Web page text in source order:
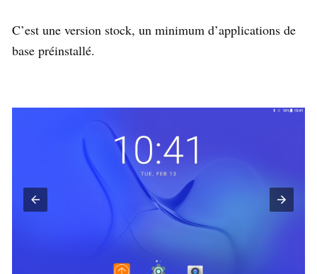
C’est une version stock, un minimum d’applications de
base préinstallé.